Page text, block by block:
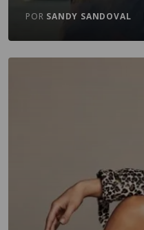
POR SANDY SANDOVAL